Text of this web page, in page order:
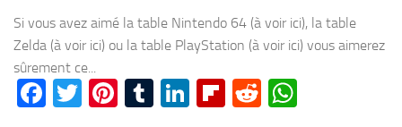
Si vous avez aimé la table Nintendo 64 (à voir ici), la table
Zelda (à voir ici) ou la table PlayStation (à voir ici) vous aimerez
sûrement ce...
Facebook
Twitter
Pinterest
Tumblr
LinkedIn
Flipboard
Reddit